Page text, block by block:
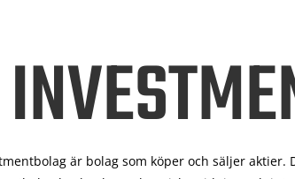
är bolag som köper och säljer aktier.